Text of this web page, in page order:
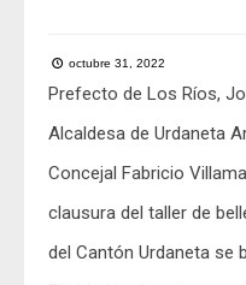
octubre 31, 2022
Prefecto de Los Ríos,
Alcaldesa de Urdaneta
Concejal Fabricio
clausura del taller de
del Cantón Urdaneta se